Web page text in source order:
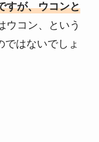
すが、ウコンと
ウコン、という
ではないでしょ